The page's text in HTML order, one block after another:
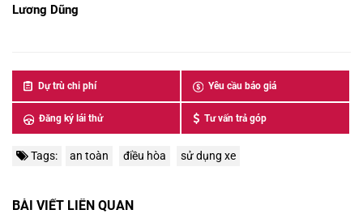
Lương Dũng
Dự trù chi phí Yêu cầu báo giá
Đăng ký lái thử Tư vấn trả góp
Tags: an toàn điều hòa sử dụng xe
BÀI VIẾT LIÊN QUAN